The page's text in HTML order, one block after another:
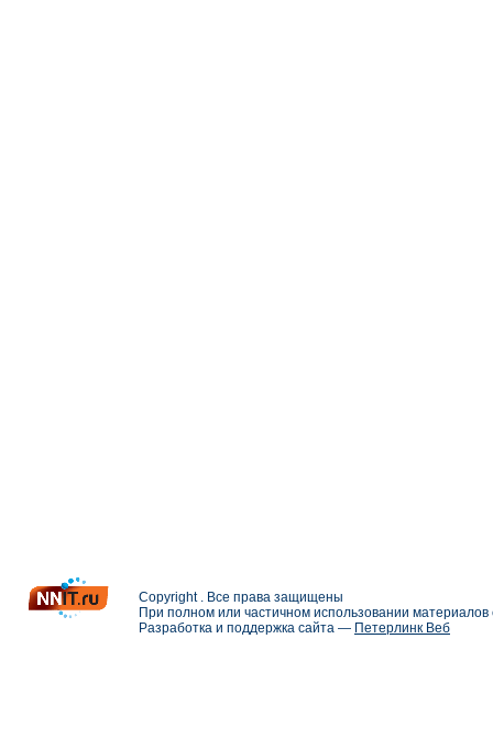
Copyright . Все права защищены
При полном или частичном использовании
Разработка и поддержка сайта — Петерлинк Веб